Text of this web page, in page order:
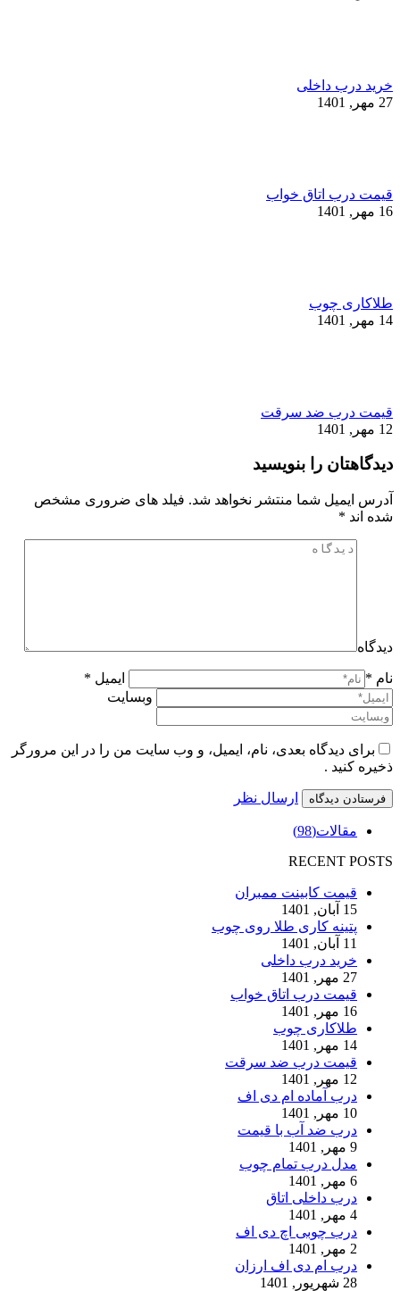
خرید درب داخلی
27 مهر, 1401
قیمت درب اتاق خواب
16 مهر, 1401
طلاکاری چوب
14 مهر, 1401
قیمت درب ضد سرقت
12 مهر, 1401
دیدگاهتان را بنویسید
آدرس ایمیل شما منتشر نخواهد شد. فیلد های ضروری مشخص
شده اند *
دیدگاه
نام *
ایمیل *
وبسایت
برای دیدگاه بعدی، نام، ایمیل، و وب سایت من را در این مرورگر
ذخیره کنید .
ارسال نظر
مقالات(98)
RECENT POSTS
قیمت کابینت ممبران
15 آبان, 1401
پتینه کاری طلا روی چوب
11 آبان, 1401
خرید درب داخلی
27 مهر, 1401
قیمت درب اتاق خواب
16 مهر, 1401
طلاکاری چوب
14 مهر, 1401
قیمت درب ضد سرقت
12 مهر, 1401
درب آماده ام دی اف
10 مهر, 1401
درب ضد آب با قیمت
9 مهر, 1401
مدل درب تمام چوب
6 مهر, 1401
درب داخلی اتاق
4 مهر, 1401
درب چوبی اچ دی اف
2 مهر, 1401
درب ام دی اف ارزان
28 شهریور, 1401